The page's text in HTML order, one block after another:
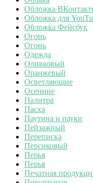
Обложка
Обложка для
Обложка Фейсбук
Огонь
Огонь
Одежда
Оливковый
Оранжевый
Осветляющие
Осенние
Палитра
Пасха
Паутина и пауки
Пейзажный
Переписка
Персиковый
Перья
Перья
Печатная